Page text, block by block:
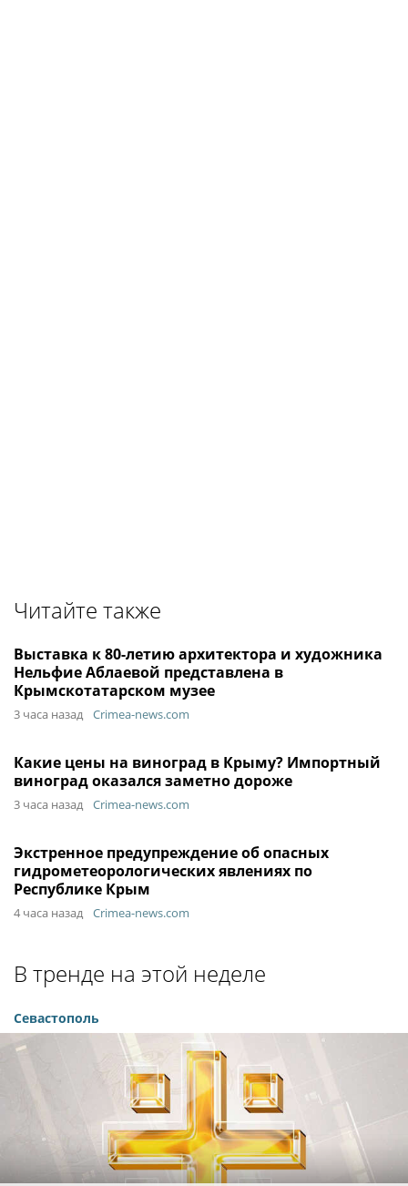
Читайте также
Выставка к 80-летию архитектора и художника
Нельфие Аблаевой представлена в
Крымскотатарском музее
3 часа назад Crimea-news.com
Какие цены на виноград в Крыму? Импортный
виноград оказался заметно дороже
3 часа назад Crimea-news.com
Экстренное предупреждение об опасных
гидрометеорологических явлениях по
Республике Крым
4 часа назад Crimea-news.com
В тренде на этой неделе
Севастополь